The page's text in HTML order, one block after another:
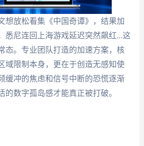
想放松看集《中国奇谭》，结果加
悉尼连回上海游戏延迟突然飙红...这
态。专业团队打造的加速方案，核
域限制本身，更在于创造无感知使
缓冲的焦虑和信号中断的恐慌逐渐
的数字孤岛感才能真正被打破。